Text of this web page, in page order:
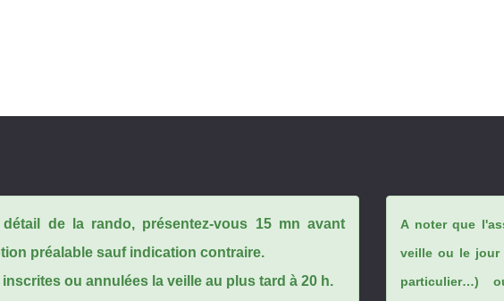
de la rando, présentez-vous 15 mn avant
préalable sauf indication contraire.
ou annulées la veille au plus tard à 20 h.
A noter que
veille ou le jour
particulier…)